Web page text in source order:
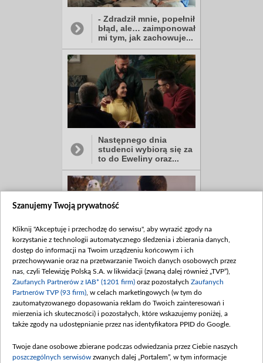
- Zdradził mnie, popełnił
błąd, ale… zaimponował
mi tym, jak zachowuje...
Następnego dnia
studenci wybiorą się za
to do Eweliny oraz...
A Mostowiak na imprezie
u Winiarów znów spotka
Bognę, co zakończy...
Szanujemy Twoją prywatność
Kliknij "Akceptuję i przechodzę do serwisu", aby wyrazić zgody na
korzystanie z technologii automatycznego śledzenia i zbierania danych,
dostęp do informacji na Twoim urządzeniu końcowym i ich
przechowywanie oraz na przetwarzanie Twoich danych osobowych przez
nas, czyli Telewizję Polską S.A. w likwidacji (zwaną dalej również „TVP”),
Zaufanych Partnerów z IAB* (1201 firm) oraz pozostałych Zaufanych
Partnerów TVP (93 firm) , w celach marketingowych (w tym do
zautomatyzowanego dopasowania reklam do Twoich zainteresowań i
mierzenia ich skuteczności) i pozostałych, które wskazujemy poniżej, a
także zgody na udostępnianie przez nas identyfikatora PPID do Google.
Twoje dane osobowe zbierane podczas odwiedzania przez Ciebie naszych
poszczególnych serwisów zwanych dalej „Portalem”, w tym informacje